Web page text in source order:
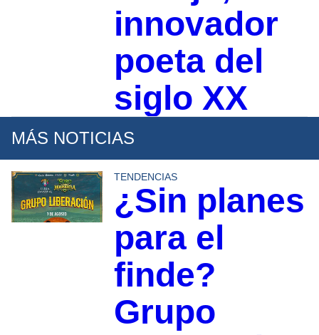
innovador
poeta del
siglo XX
MÁS NOTICIAS
TENDENCIAS
¿Sin planes
para el
finde?
Grupo